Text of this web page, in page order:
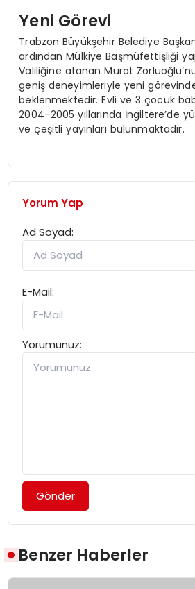
Yeni Görevi
Trabzon Büyükşehir Belediye
ardından Mülkiye Başmüfettişliği
Valiliğine atanan Murat
geniş deneyimleriyle yeni görevinde
beklenmektedir. Evli ve 3 çocuk
2004–2005 yıllarında İngiltere’de
ve çeşitli yayınları bulunmaktadır.
Yorum Yap
Ad Soyad:
E-Mail:
Yorumunuz:
Gönder
Benzer Haberler